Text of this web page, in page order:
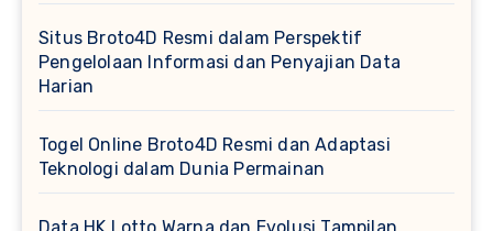
Situs Broto4D Resmi dalam Perspektif
Pengelolaan Informasi dan Penyajian Data
Harian
Togel Online Broto4D Resmi dan Adaptasi
Teknologi dalam Dunia Permainan